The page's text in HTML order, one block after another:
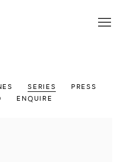
SERIES
PRESS
ENQUIRE